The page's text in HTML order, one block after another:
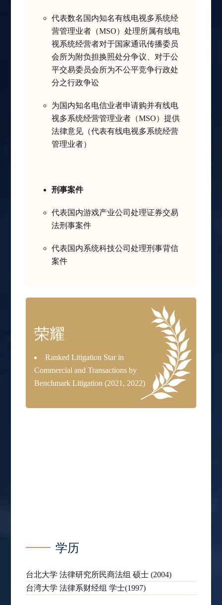
代表数名国内知名有线电视多系统经
营管理业者（MSO）处理所属有线电
视系统经营者对于国家通讯传播委员
会所为附负担换照处分争议、对于公
平交易委员会所为不公平竞争行政处
分之行政争讼
为国内知名电信业者申请购并有线电
视多系统经营管理业者（MSO）提供
法律意见（代表有线电视多系统经营
管理业者）
刑事案件
代表国内游戏产业公司处理证券交易
法刑事案件
代表国内系统科技公司处理刑事背信
案件
荣耀
Ranked Litigation Star in
Commercial and Transactions by
Benchmark Litigation (2021, 2022)
学历
台北大学 法律研究所民商法组 硕士 (2004)
台湾大学 法律系财经组 学士(1997)